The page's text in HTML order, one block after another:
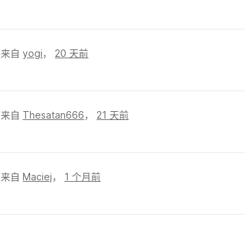
来自yogi， 20 天前
来自 Thesatan666， 21 天前
来自Maciej， 1 个月前